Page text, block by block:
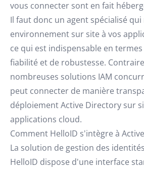
vous connecter sont en fait
Il faut donc un agent spécialisé
environnement sur site à vos
ce qui est indispensable en
fiabilité et de robustesse.
nombreuses solutions IAM
peut connecter de manière
déploiement Active Directory sur
applications cloud.
Comment HelloID s'intègre à
La solution de gestion des
HelloID dispose d'une interface